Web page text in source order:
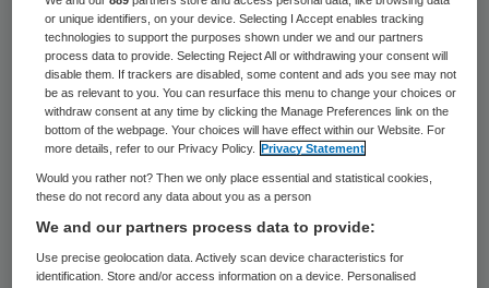
eenpoll van V&VNwaarop 514
zelfstandigen zonder personeel (zzp’ers)
hebben gereageerd.
Vanaf 1 januari gaat de Belastingdienst
controleren op schijnzelfstandigheid bij
zowel werkgevers als zzp’ers. Gisteren
werd bekend dat erin 2025 nog geen
or unique identifiers, on your device. Selecting I Accept enables tracking
technologies to support the purposes shown under we and our partners
process data to provide. Selecting Reject All or withdrawing your consent will
disable them. If trackers are disabled, some content and ads you see may not
be as relevant to you. You can resurface this menu to change your choices or
withdraw consent at any time by clicking the Manage Preferences link on the
bottom of the webpage. Your choices will have effect within our Website. For
more details, refer to our Privacy Policy.
Privacy Statement
Would you rather not? Then we only place essential and statistical cookies,
these do not record any data about you as a person
We and our partners process data to provide:
Use precise geolocation data. Actively scan device characteristics for
identification. Store and/or access information on a device. Personalised